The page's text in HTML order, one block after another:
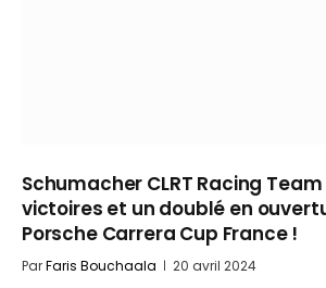
Schumacher CLRT Racing
victoires et un doublé en
Porsche Carrera Cup France !
ParFaris Bouchaala 20 avril 2024